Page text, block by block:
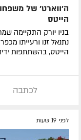
ה'ווארט' של
הייטס
בניו יורק התקיימה
נתנאל זנו ורעייתו
הייטס, בהשתתפות
לכתבה
לפני 19 שעות